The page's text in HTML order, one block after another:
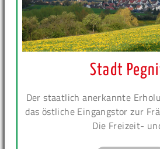
Stadt
Der staatlich anerkannte
das östliche Eingangstor zur
Die Freizeit-